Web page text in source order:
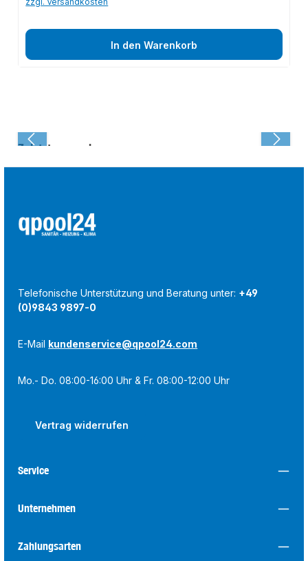
In den Warenkorb
Zuletzt angesehen:
Telefonische Unterstützung und Beratung unter: +49
(0)9843 9897-0
E-Mail kundenservice@qpool24.com
Mo.- Do. 08:00-16:00 Uhr & Fr. 08:00-12:00 Uhr
Vertrag widerrufen
Service
Unternehmen
Zahlungsarten